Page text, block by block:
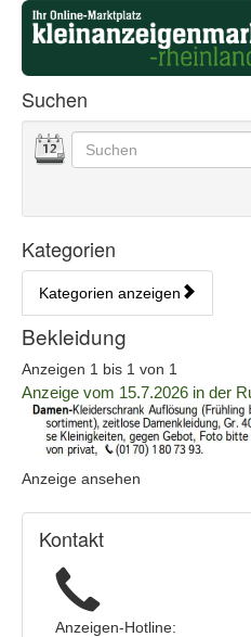
Startseite
Startseite
Kategorien
Suchen
Suchoptionen
Datum Geben Sie hier Ihre
Kategorien
Kategorien anzeigen
Rubrik:
Bekleidung
Anzeigen 1 bis 1 von 1
Details
der
Anzeige
2058981
anzeigen
Anzeige vom 15.7.2026 in der
Anzeige ansehen
Kontakt
Anzeigen-Hotline: